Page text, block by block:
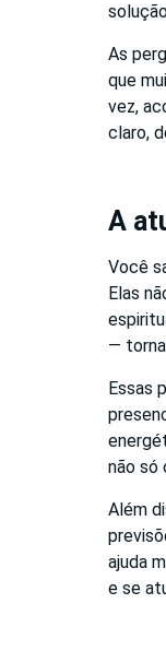
As
que
vez,
claro,
A
Você
Elas
—
Essas
não só
Além
ajuda
e se